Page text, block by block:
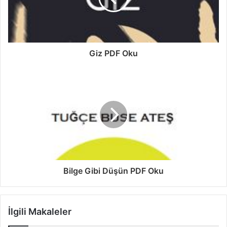
Giz PDF Oku
Bilge Gibi Düşün PDF Oku
İlgili Makaleler